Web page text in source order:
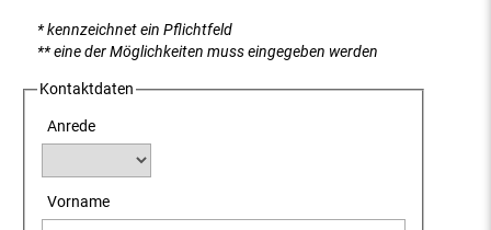
* kennzeichnet ein Pflichtfeld
** eine der Möglichkeiten muss eingegeben werden
Kontaktdaten
Anrede
Vorname